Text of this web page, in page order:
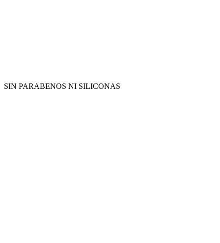
SIN PARABENOS NI SILICONAS